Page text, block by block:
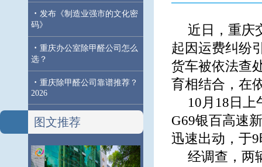
· 发布《制造业强市的文化密
码》
· 重庆办公室除甲醛公司怎么
选？
· 重庆除甲醛公司靠谱推荐？
2026
图文推荐
近日，重庆
起因运费纠纷
货车被依法查
育相结合，在
10月18日
G69银百高速
迅速出动，于
经调查，两